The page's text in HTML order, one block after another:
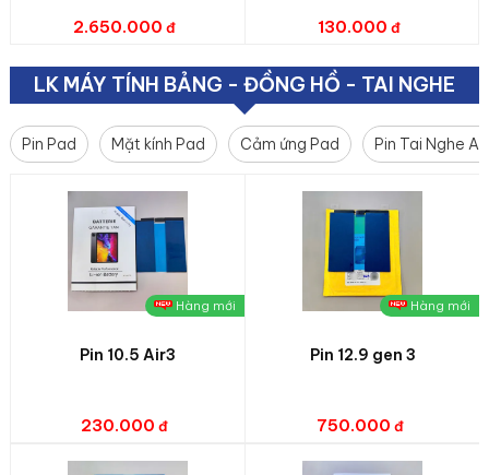
2.650.000 130.000
LK MÁY TÍNH BẢNG - ĐỒNG HỒ - TAI NGHE
Pin Pad Mặt kính Pad Cảm ứng Pad Pin Tai Nghe
Hàng mới
Pin 10.5 Air3
230.000
Hàng mới
Pin 12.9 gen 3
750.000